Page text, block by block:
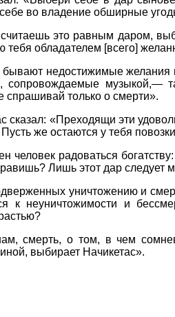
во владение обширные
это равным даром,
тебя обладателем [всего]
бывают недостижимые
сопровождаемые музыкой,—
спрашивай только о смерти».
сказал: «Преходящи эти
Пусть же остаются у тебя
человек радоваться
Лишь этот дар следует
уничтожению и
к неуничтожимости и
смерть, о том, в чем
выбирает Начикетас».